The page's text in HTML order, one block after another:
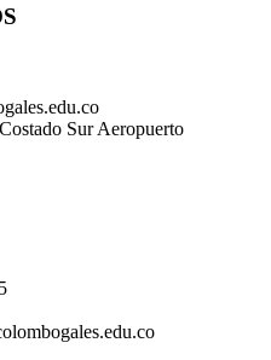
Sur Aeropuerto